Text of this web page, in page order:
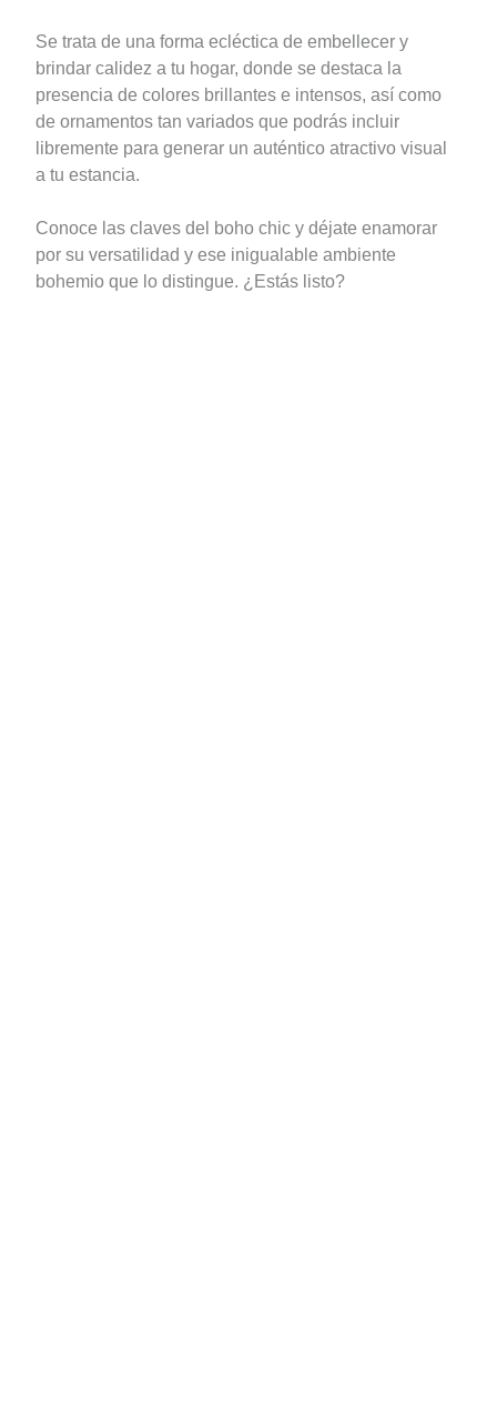
Se trata de una forma ecléctica de embellecer y
brindar calidez a tu hogar, donde se destaca la
presencia de colores brillantes e intensos, así como
de ornamentos tan variados que podrás incluir
libremente para generar un auténtico atractivo visual
a tu estancia.
Conoce las claves del boho chic y déjate enamorar
por su versatilidad y ese inigualable ambiente
bohemio que lo distingue. ¿Estás listo?